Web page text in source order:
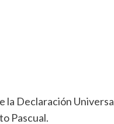
la Declaración
Pascual.